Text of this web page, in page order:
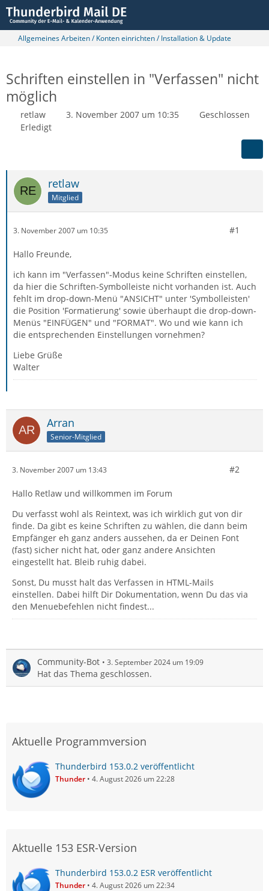
Allgemeines Arbeiten / Konten einrichten / Installation & Update
Schriften einstellen in "Verfassen" nicht
möglich
retlaw 3. November 2007 um 10:35
Geschlossen
Erledigt
retlaw
Mitglied
3. November 2007 um 10:35 #1
Hallo Freunde,
ich kann im "Verfassen"-Modus keine Schriften einstellen,
da hier die Schriften-Symbolleiste nicht vorhanden ist. Auch
fehlt im drop-down-Menü "ANSICHT" unter 'Symbolleisten'
die Position 'Formatierung' sowie überhaupt die drop-down-
Menüs "EINFÜGEN" und "FORMAT". Wo und wie kann ich
die entsprechenden Einstellungen vornehmen?
Liebe Grüße
Walter
Arran
Senior-Mitglied
3. November 2007 um 13:43 #2
Hallo Retlaw und willkommen im Forum
Du verfasst wohl als Reintext, was ich wirklich gut von dir
finde. Da gibt es keine Schriften zu wählen, die dann beim
Empfänger eh ganz anders aussehen, da er Deinen Font
(fast) sicher nicht hat, oder ganz andere Ansichten
eingestellt hat. Bleib ruhig dabei.
Sonst, Du musst halt das Verfassen in HTML-Mails
einstellen. Dabei hilft Dir Dokumentation, wenn Du das via
den Menuebefehlen nicht findest...
Community-Bot 3. September 2024 um 19:09
Hat das Thema geschlossen.
Aktuelle Programmversion
Thunderbird 153.0.2 veröffentlicht
Thunder 4. August 2026 um 22:28
Aktuelle 153 ESR-Version
Thunderbird 153.0.2 ESR veröffentlicht
Thunder 4. August 2026 um 22:34